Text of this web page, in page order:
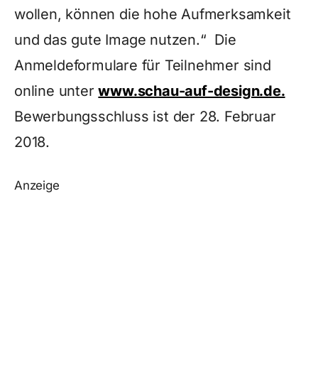
wollen, können die hohe Aufmerksamkeit
und das gute Image nutzen.“ Die
Anmeldeformulare für Teilnehmer sind
online unterwww.schau-auf-design.de.
Bewerbungsschluss ist der 28. Februar
2018.
Anzeige